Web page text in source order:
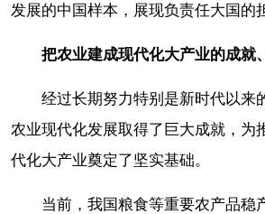
发展的中国样本，展现负责任大国的
把农业建成现代化大产业的成就
经过长期努力特别是新时代以来
农业现代化发展取得了巨大成就，为
代化大产业奠定了坚实基础。
当前，我国粮食等重要农产品稳